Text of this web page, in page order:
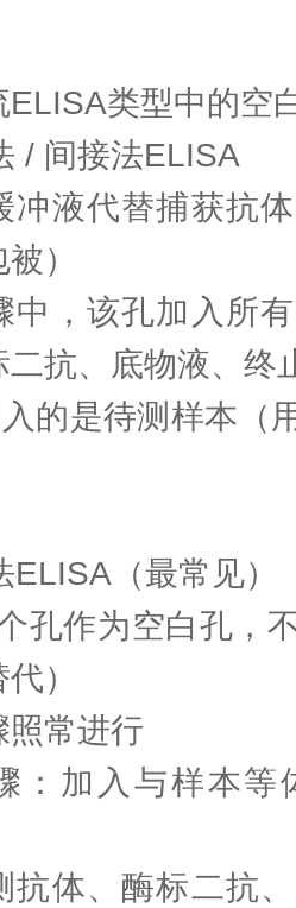
ELISA类型中的空
/ 间接法ELISA
冲液代替捕获抗
）
中，该孔加入所
抗、底物液、终
的是待测样本（
ELISA（最常见）
孔作为空白孔，
）
照常进行
：加入与样本等
抗体、酶标二抗